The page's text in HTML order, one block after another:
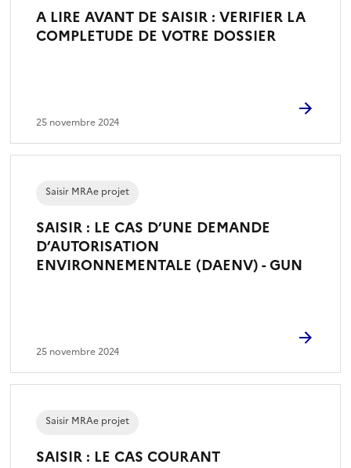
l
e
n
é
A LIRE AVANT DE SAISIR : VERIFIER LA
COMPLETUDE DE VOTRE DOSSIER
25 novembre 2024
SAISIR : LE CAS D’UNE DEMANDE
D’AUTORISATION
ENVIRONNEMENTALE (DAENV) - GUN
Saisir MRAe projet
25 novembre 2024
SAISIR : LE CAS COURANT
Saisir MRAe projet